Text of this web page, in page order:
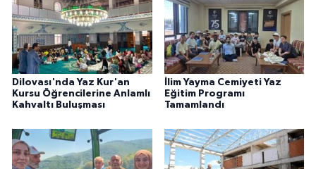
Dilovası'nda Yaz Kur'an
Kursu Öğrencilerine Anlamlı
Kahvaltı Buluşması
İlim Yayma Cemiyeti Yaz
Eğitim Programı
Tamamlandı